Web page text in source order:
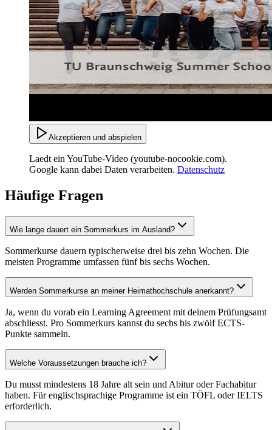
Akzeptieren und abspielen
Laedt ein YouTube-Video (youtube-nocookie.com).
Google kann dabei Daten verarbeiten. Datenschutz
Häufige Fragen
Wie lange dauert ein Sommerkurs im Ausland?
Sommerkurse dauern typischerweise drei bis zehn Wochen. Die
meisten Programme umfassen fünf bis sechs Wochen.
Werden Sommerkurse an meiner Heimathochschule anerkannt?
Ja, wenn du vorab ein Learning Agreement mit deinem Prüfungsamt
abschliesst. Pro Sommerkurs kannst du sechs bis zwölf ECTS-
Punkte sammeln.
Welche Voraussetzungen brauche ich?
Du musst mindestens 18 Jahre alt sein und Abitur oder Fachabitur
haben. Für englischsprachige Programme ist ein TÖFL oder IELTS
erforderlich.